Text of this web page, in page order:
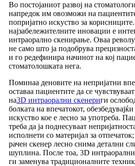
Во постојаниот развој на
напредок им овозможи на
попријатно искуство за
најзабележителните иновации е
интраорално скенирање. Оваа
не само што ја подобрува
и го редефинира начинот на кој
стоматолошката нега.
Поминаа деновите на непријатни
оставаа пациентите да се
на3D интраорални скенериги
болката на впечатокот,
искуство кое е лесно за употреба.
треба да ја поднесуваат
исполнети со материјал за
рачен скенер лесно снима детални
шуплина. После тоа, 3D
ги заменува традиционалните